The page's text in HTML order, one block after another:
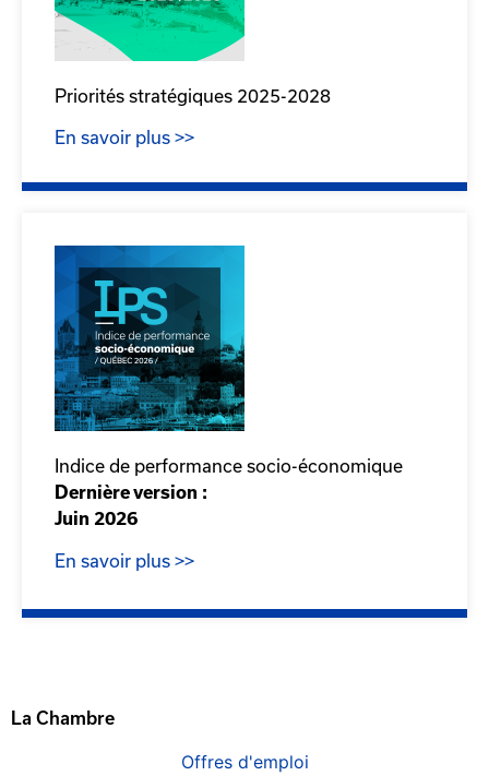
Priorités stratégiques 2025-2028
En savoir plus >>
Indice de performance socio-économique
Dernière version :
Juin 2026
En savoir plus >>
commerce de Québec
La Chambre
Offres d'emploi